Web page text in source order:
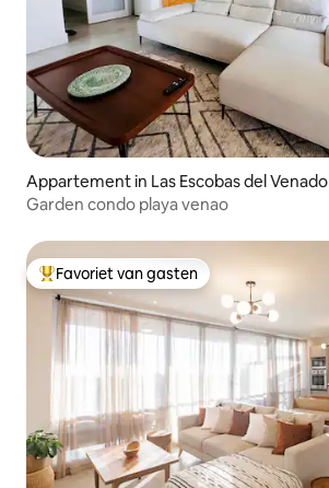
Appartement in Las Escobas del Venado
Garden condo playa venao
Topfavoriet van gasten
Favoriet van gasten